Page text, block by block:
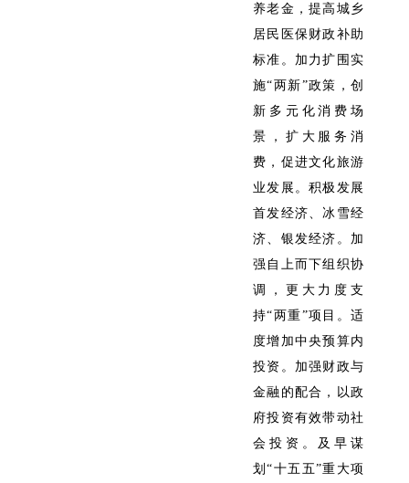
养老金，提高城乡
居民医保财政补助
标准。加力扩围实
施“两新”政策，创
新多元化消费场
景，扩大服务消
费，促进文化旅游
业发展。积极发展
首发经济、冰雪经
济、银发经济。加
强自上而下组织协
调，更大力度支
持“两重”项目。适
度增加中央预算内
投资。加强财政与
金融的配合，以政
府投资有效带动社
会投资。及早谋
划“十五五”重大项